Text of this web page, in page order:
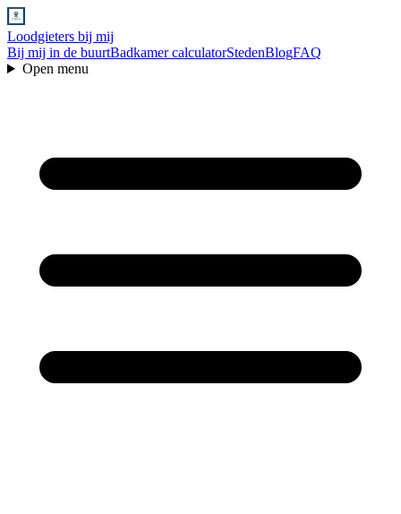
Loodgieters bij mij
Bij mij in de buurtBadkamer calculatorStedenBlogFAQ
Open menu